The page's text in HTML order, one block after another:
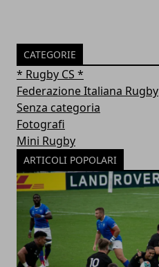
CATEGORIE
* Rugby CS *
Federazione Italiana Rugby
Senza categoria
Fotografi
Mini Rugby
ARTICOLI POPOLARI